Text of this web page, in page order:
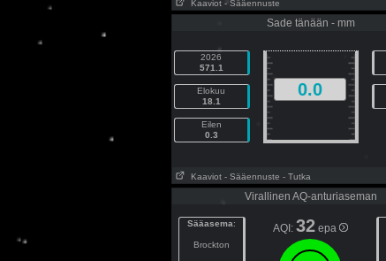
Kaaviot - Sääennuste
Sade tänään - mm
2026
571.1
Elokuu
18.1
Eilen
0.3
0.0
Kaaviot - Sääennuste - Tutka
Virallinen AQ-anturiaseman
Sääasema:
Brockton
AQI: 32 epa